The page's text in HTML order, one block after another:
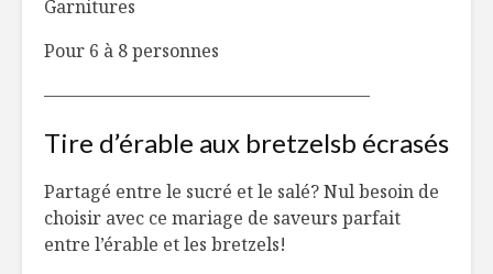
Garnitures
Pour 6 à 8 personnes
——————————————————–
Tire d’érable aux bretzelsb écrasés
Partagé entre le sucré et le salé? Nul besoin de
choisir avec ce mariage de saveurs parfait
entre l’érable et les bretzels!